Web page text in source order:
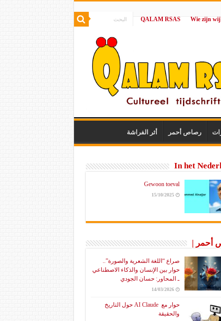
|
QALAM RSAS
رصاص أحمر أثر الفراشة
In het
Gewoon toeval
15/10/2025
أحمر |
صراع “اللغة الشعرية والصورة”..
حوار بين الإنسان والذكاء الاصطناعي
ـ المحاور: حسان الجودي
14/03/2026
حوار مع AI Claude حول التاريخ
والحقيقة